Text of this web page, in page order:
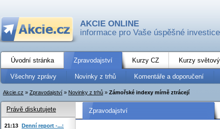
AKCIE ONLINE
informace pro Vaše úspěšné investice
Úvodní stránka Zpravodajství Kurzy CZ Kurzy
Všechny zprávy Novinky z trhů Komentáře a doporučení
Akcie.cz » Zpravodajství » Novinky z trhů » Zámořské indexy mírně ztrácejí
Zpravodajství
Právě diskutujete
21:13 Denní report -...: